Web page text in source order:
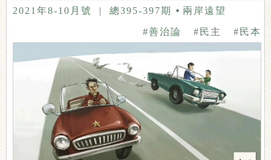
2021年8-10月號 | 總395-397期 兩岸遠望
#民本
#民主
#善治論